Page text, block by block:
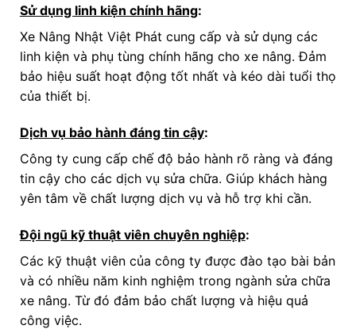
Sử dụng linh kiện chính hãng:
Xe Nâng Nhật Việt Phát cung cấp và sử dụng các
linh kiện và phụ tùng chính hãng cho xe nâng. Đảm
bảo hiệu suất hoạt động tốt nhất và kéo dài tuổi thọ
của thiết bị.
Dịch vụ bảo hành đáng tin cậy:
Công ty cung cấp chế độ bảo hành rõ ràng và đáng
tin cậy cho các dịch vụ sửa chữa. Giúp khách hàng
yên tâm về chất lượng dịch vụ và hỗ trợ khi cần.
Đội ngũ kỹ thuật viên chuyên nghiệp:
Các kỹ thuật viên của công ty được đào tạo bài bản
và có nhiều năm kinh nghiệm trong ngành sửa chữa
xe nâng. Từ đó đảm bảo chất lượng và hiệu quả
công việc.